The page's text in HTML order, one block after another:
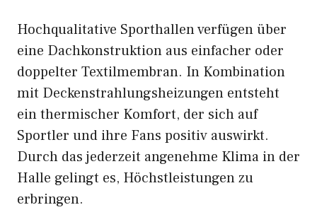
Hochqualitative Sporthallen verfügen über
eine Dachkonstruktion aus einfacher oder
doppelter Textilmembran. In Kombination
mit Deckenstrahlungsheizungen entsteht
ein thermischer Komfort, der sich auf
Sportler und ihre Fans positiv auswirkt.
Durch das jederzeit angenehme Klima in der
Halle gelingt es, Höchstleistungen zu
erbringen.